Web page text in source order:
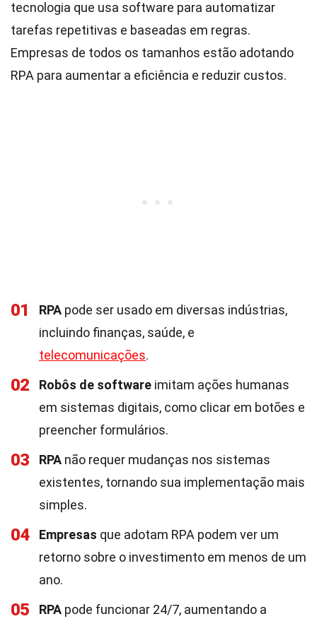
tecnologia que usa software para automatizar
tarefas repetitivas e baseadas em regras.
Empresas de todos os tamanhos estão adotando
RPA para aumentar a eficiência e reduzir custos.
01 RPA pode ser usado em diversas indústrias,
incluindo finanças, saúde, e
telecomunicações.
02 Robôs de software imitam ações humanas
em sistemas digitais, como clicar em botões e
preencher formulários.
03 RPA não requer mudanças nos sistemas
existentes, tornando sua implementação mais
simples.
04 Empresas que adotam RPA podem ver um
retorno sobre o investimento em menos de um
ano.
05 RPA pode funcionar 24/7, aumentando a